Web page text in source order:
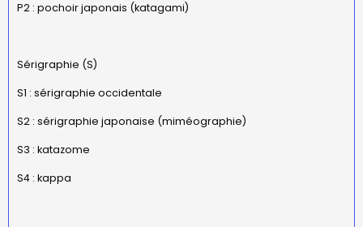
P2 : pochoir japonais (katagami)
Sérigraphie (S)
S1 : sérigraphie occidentale
S2 : sérigraphie japonaise (miméographie)
S3 : katazome
S4 : kappa